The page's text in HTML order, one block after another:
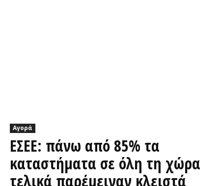
Αγορά
ΕΣΕΕ: πάνω από 85% τα
καταστήματα σε όλη τη χώρα
τελικά παρέμειναν κλειστά